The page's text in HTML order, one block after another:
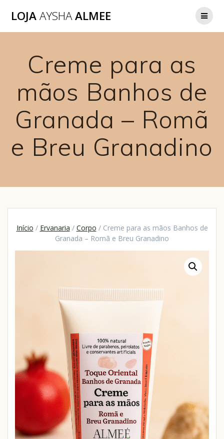
LOJAAYSHAALMEE
Creme para as
mãos Banhos de
Granada – Romã
e Breu Granadino
Início / Ervanaria / Corpo / Creme para as mãos Banhos de
Granada – Romã e Breu Granadino